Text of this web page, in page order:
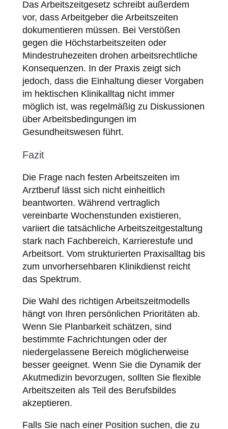
Das Arbeitszeitgesetz schreibt außerdem
vor, dass Arbeitgeber die Arbeitszeiten
dokumentieren müssen. Bei Verstößen
gegen die Höchstarbeitszeiten oder
Mindestruhezeiten drohen arbeitsrechtliche
Konsequenzen. In der Praxis zeigt sich
jedoch, dass die Einhaltung dieser Vorgaben
im hektischen Klinikalltag nicht immer
möglich ist, was regelmäßig zu Diskussionen
über Arbeitsbedingungen im
Gesundheitswesen führt.
Fazit
Die Frage nach festen Arbeitszeiten im
Arztberuf lässt sich nicht einheitlich
beantworten. Während vertraglich
vereinbarte Wochenstunden existieren,
variiert die tatsächliche Arbeitszeitgestaltung
stark nach Fachbereich, Karrierestufe und
Arbeitsort. Vom strukturierten Praxisalltag bis
zum unvorhersehbaren Klinikdienst reicht
das Spektrum.
Die Wahl des richtigen Arbeitszeitmodells
hängt von Ihren persönlichen Prioritäten ab.
Wenn Sie Planbarkeit schätzen, sind
bestimmte Fachrichtungen oder der
niedergelassene Bereich möglicherweise
besser geeignet. Wenn Sie die Dynamik der
Akutmedizin bevorzugen, sollten Sie flexible
Arbeitszeiten als Teil des Berufsbildes
akzeptieren.
Falls Sie nach einer Position suchen, die zu